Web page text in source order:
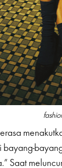
bayang-
Saat